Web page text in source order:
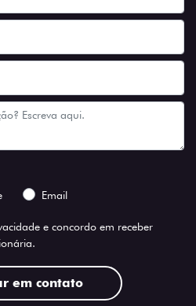
Email
e concordo em receber
em contato